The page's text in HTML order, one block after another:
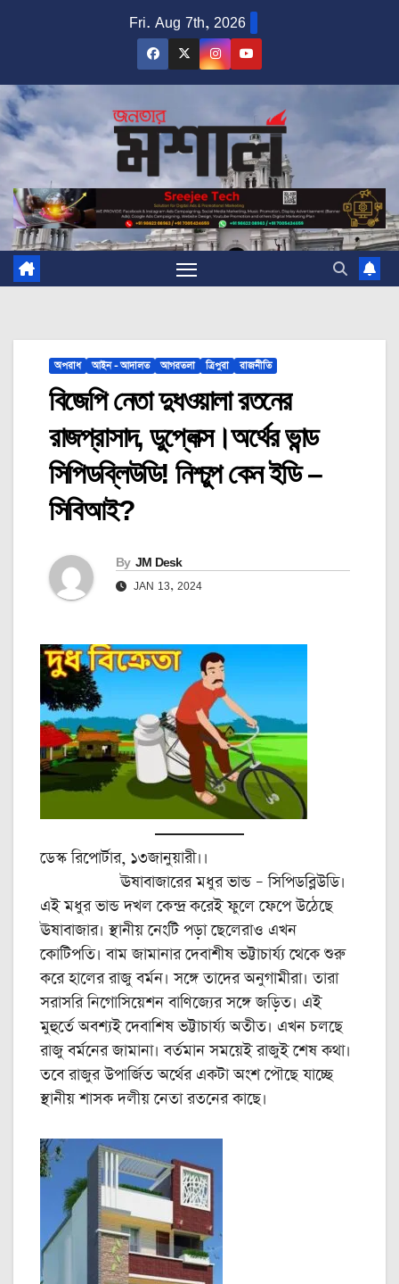
Fri. Aug 7th, 2026
অপরাধ আইন - আদালত আগরতলা ত্রিপুরা রাজনীতি
বিজেপি নেতা দুধওয়ালা রতনের
রাজপ্রাসাদ, ডুপ্লেক্স।অর্থের ভান্ড
সিপিডব্লিউডি! নিশ্চুপ কেন ইডি –
সিবিআই?
By JM Desk
JAN 13, 2024
ডেস্ক রিপোর্টার, ১৩জানুয়ারী।।
ঊষাবাজারের মধুর ভান্ড – সিপিডব্লিউডি।
এই মধুর ভান্ড দখল কেন্দ্র করেই ফুলে ফেপে উঠেছে
ঊষাবাজার। স্থানীয় নেংটি পড়া ছেলেরাও এখন
কোটিপতি। বাম জামানার দেবাশীষ ভট্টাচার্য্য থেকে শুরু
করে হালের রাজু বর্মন। সঙ্গে তাদের অনুগামীরা। তারা
সরাসরি নিগোসিয়েশন বাণিজ্যের সঙ্গে জড়িত। এই
মুহুর্তে অবশ্যই দেবাশিষ ভট্টাচার্য্য অতীত। এখন চলছে
রাজু বর্মনের জামানা। বর্তমান সময়েই রাজুই শেষ কথা।
তবে রাজুর উপার্জিত অর্থের একটা অংশ পৌছে যাচ্ছে
স্থানীয় শাসক দলীয় নেতা রতনের কাছে।